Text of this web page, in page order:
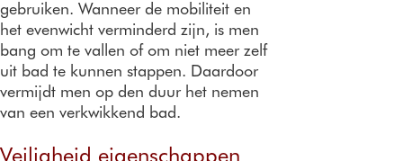
gebruiken. Wanneer de mobiliteit en
het evenwicht verminderd zijn, is men
bang om te vallen of om niet meer zelf
uit bad te kunnen stappen. Daardoor
vermijdt men op den duur het nemen
van een verkwikkend bad.
Veiligheid eigenschappen